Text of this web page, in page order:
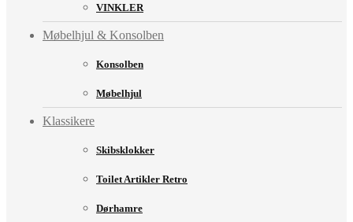
VINKLER
Møbelhjul & Konsolben
Konsolben
Møbelhjul
Klassikere
Skibsklokker
Toilet Artikler Retro
Dørhamre